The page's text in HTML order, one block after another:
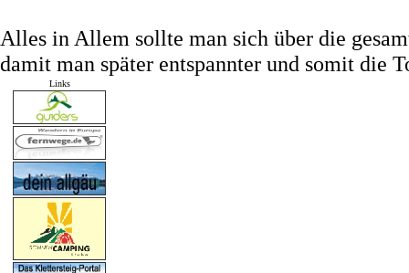
Alles in Allem sollte man sich über die
damit man später entspannter und somit die
Links